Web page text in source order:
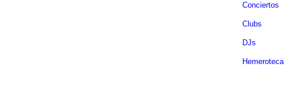
Conciertos
Clubs
DJs
Hemeroteca